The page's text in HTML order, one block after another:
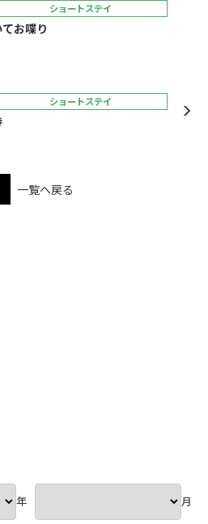
ショートステイ
お喋り
ショートステイ
一覧へ戻る
年 月